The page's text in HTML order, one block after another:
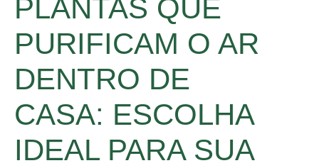
PLANTAS QUE
PURIFICAM O AR
DENTRO DE
CASA: ESCOLHA
IDEAL PARA SUA